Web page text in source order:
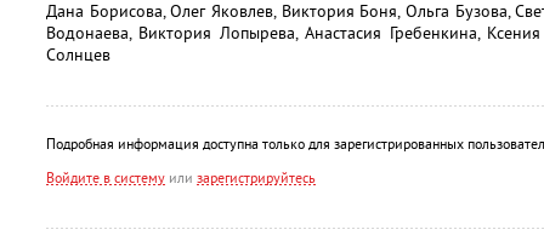
Дана Борисова, Олег Яковлев, Виктория Боня, Ольга Бузова,
Водонаева, Виктория Лопырева, Анастасия Гребенкина,
Солнцев
Подробная информация доступна только для зарегистрированных
Войдите в систему или зарегистрируйтесь